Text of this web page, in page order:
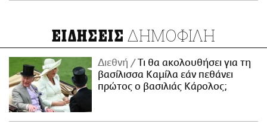
ΕΙΔΗΣΕΙΣ ΔΗΜΟΦΙΛΗ
Διεθνή
Τι θα ακολουθήσει για τη
βασίλισσα Καμίλα εάν πεθάνει
πρώτος ο βασιλιάς Κάρολος;